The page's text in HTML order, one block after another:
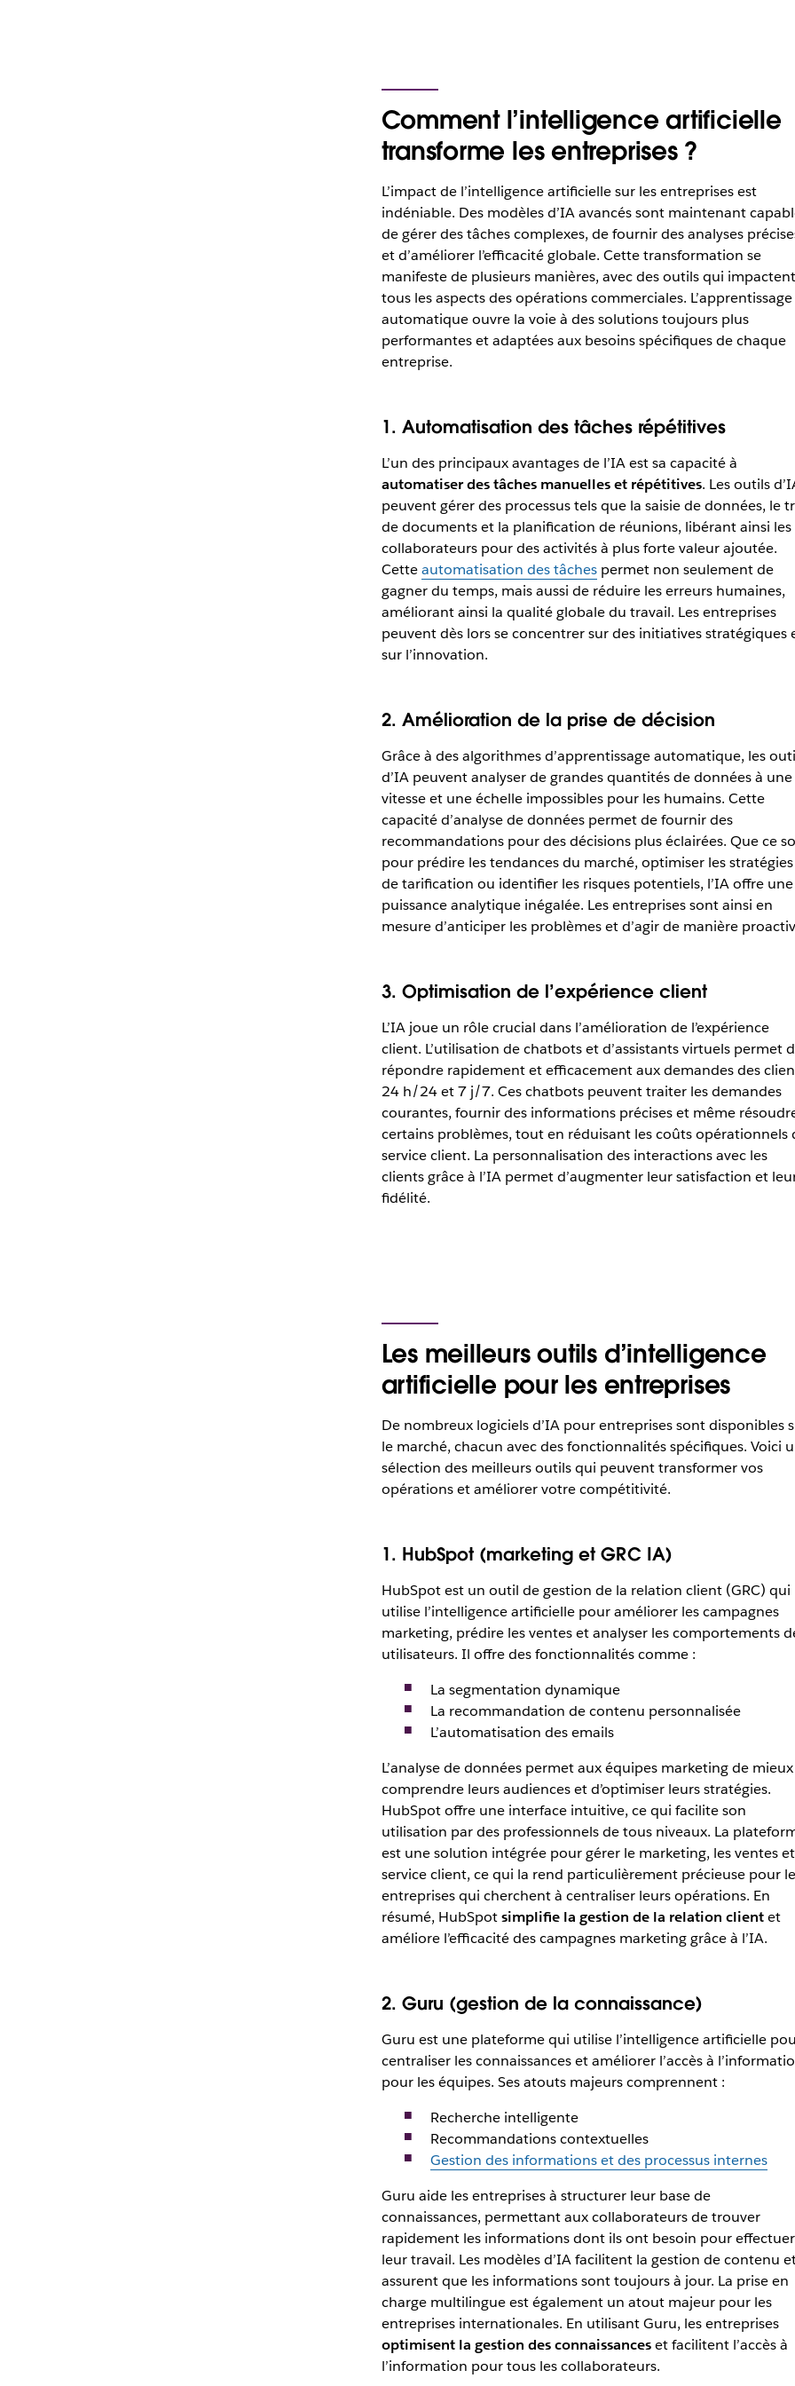
Comment l’intelligence artificielle
transforme les entreprises ?
L’impact de l’intelligence artificielle sur les entreprises est
indéniable. Des modèles d’IA avancés sont maintenant
de gérer des tâches complexes, de fournir des analyses
et d’améliorer l’efficacité globale. Cette transformation se
manifeste de plusieurs manières, avec des outils qui impactent
tous les aspects des opérations commerciales. L’apprentissage
automatique ouvre la voie à des solutions toujours plus
performantes et adaptées aux besoins spécifiques de chaque
entreprise.
1. Automatisation des tâches répétitives
L’un des principaux avantages de l’IA est sa capacité à
automatiser des tâches manuelles et répétitives. Les outils
peuvent gérer des processus tels que la saisie de données, le
de documents et la planification de réunions, libérant ainsi les
collaborateurs pour des activités à plus forte valeur ajoutée.
Cetteautomatisation des tâchespermet non seulement de
gagner du temps, mais aussi de réduire les erreurs humaines,
améliorant ainsi la qualité globale du travail. Les entreprises
peuvent dès lors se concentrer sur des initiatives stratégiques
sur l’innovation.
2. Amélioration de la prise de décision
Grâce à des algorithmes d’apprentissage automatique, les
d’IA peuvent analyser de grandes quantités de données à une
vitesse et une échelle impossibles pour les humains. Cette
capacité d’analyse de données permet de fournir des
recommandations pour des décisions plus éclairées. Que ce
pour prédire les tendances du marché, optimiser les stratégies
de tarification ou identifier les risques potentiels, l’IA offre une
puissance analytique inégalée. Les entreprises sont ainsi en
mesure d’anticiper les problèmes et d’agir de manière
3. Optimisation de l’expérience client
L’IA joue un rôle crucial dans l’amélioration de l’expérience
client. L’utilisation de chatbots et d’assistants virtuels permet
répondre rapidement et efficacement aux demandes des
24 h/24 et 7 j/7. Ces chatbots peuvent traiter les demandes
courantes, fournir des informations précises et même
certains problèmes, tout en réduisant les coûts opérationnels
service client. La personnalisation des interactions avec les
clients grâce à l’IA permet d’augmenter leur satisfaction et
fidélité.
Les meilleurs outils d’intelligence
artificielle pour les entreprises
De nombreux logiciels d’IA pour entreprises sont disponibles
le marché, chacun avec des fonctionnalités spécifiques. Voici
sélection des meilleurs outils qui peuvent transformer vos
opérations et améliorer votre compétitivité.
1. HubSpot (marketing et GRC IA)
HubSpot est un outil de gestion de la relation client (GRC) qui
utilise l’intelligence artificielle pour améliorer les campagnes
marketing, prédire les ventes et analyser les comportements
utilisateurs. Il offre des fonctionnalités comme :
La segmentation dynamique
La recommandation de contenu personnalisée
L’automatisation des emails
L’analyse de données permet aux équipes marketing de mieux
comprendre leurs audiences et d’optimiser leurs stratégies.
HubSpot offre une interface intuitive, ce qui facilite son
utilisation par des professionnels de tous niveaux. La
est une solution intégrée pour gérer le marketing, les ventes
service client, ce qui la rend particulièrement précieuse pour
entreprises qui cherchent à centraliser leurs opérations. En
résumé, HubSpotsimplifie la gestion de la relation clientet
améliore l’efficacité des campagnes marketing grâce à l’IA.
2. Guru (gestion de la connaissance)
Guru est une plateforme qui utilise l’intelligence artificielle
centraliser les connaissances et améliorer l’accès à
pour les équipes. Ses atouts majeurs comprennent :
Recherche intelligente
Recommandations contextuelles
Gestion des informations et des processus internes
Guru aide les entreprises à structurer leur base de
connaissances, permettant aux collaborateurs de trouver
rapidement les informations dont ils ont besoin pour effectuer
leur travail. Les modèles d’IA facilitent la gestion de contenu
assurent que les informations sont toujours à jour. La prise en
charge multilingue est également un atout majeur pour les
entreprises internationales. En utilisant Guru, les entreprises
optimisent la gestion des connaissanceset facilitent l’accès à
l’information pour tous les collaborateurs.